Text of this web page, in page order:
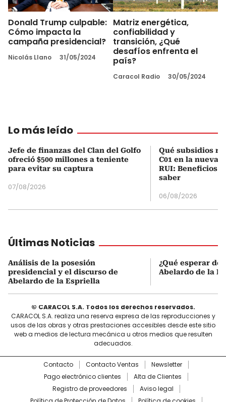
Donald Trump culpable:
Cómo impacta la
campaña presidencial?
Nicolás Llano 31/05/2024
Matriz energética,
confiabilidad y
transición, ¿Qué
desafíos enfrenta el
país?
Caracol Radio 30/05/2024
Lo más leído
Jefe de finanzas del Clan del Golfo
ofreció $500 millones a teniente
para evitar su captura
07/08/2026
Qué subsidios
C01 en la nueva
RUI: Beneficios
saber
06/08/2026
Últimas Noticias
Análisis de la posesión
presidencial y el discurso de
Abelardo de la Espriella
¿Qué esperar de
Abelardo de la
© CARACOL S.A. Todos los derechos reservados.
CARACOL S.A. realiza una reserva expresa de las reproducciones y
usos de las obras y otras prestaciones accesibles desde este sitio
web a medios de lectura mecánica u otros medios que resulten
adecuados.
Contacto Contacto Ventas
Newsletter
Pago electrónico clientes
Alta de Clientes
Registro de proveedores
Aviso legal